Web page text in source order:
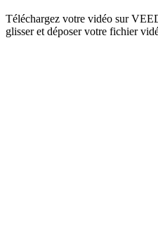
Téléchargez votre vidéo sur
glisser et déposer votre fichier